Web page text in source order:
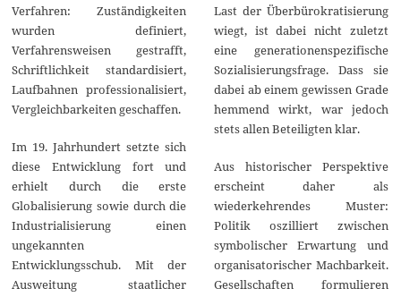
Verfahren: Zuständigkeiten
wurden definiert,
Verfahrensweisen gestrafft,
Schriftlichkeit standardisiert,
Laufbahnen professionalisiert,
Vergleichbarkeiten geschaffen.
Im 19. Jahrhundert setzte sich
diese Entwicklung fort und
erhielt durch die erste
Globalisierung sowie durch die
Industrialisierung einen
ungekannten
Entwicklungsschub. Mit der
Ausweitung staatlicher
Last der Überbürokratisierung
wiegt, ist dabei nicht zuletzt
eine generationenspezifische
Sozialisierungsfrage. Dass sie
dabei ab einem gewissen Grade
hemmend wirkt, war jedoch
stets allen Beteiligten klar.
Aus historischer Perspektive
erscheint daher als
wiederkehrendes Muster:
Politik oszilliert zwischen
symbolischer Erwartung und
organisatorischer Machbarkeit.
Gesellschaften formulieren